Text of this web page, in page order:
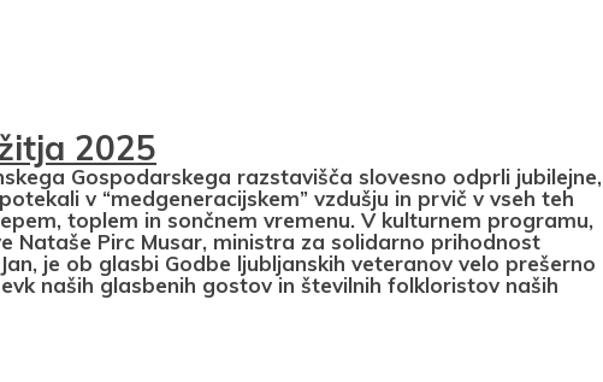
2025
Gospodarskega razstavišča slovesno odprli jubilejne,
v “medgeneracijskem” vzdušju in prvič v vseh teh
toplem in sončnem vremenu. V kulturnem programu,
Nataše Pirc Musar, ministra za solidarno prihodnost
je ob glasbi Godbe ljubljanskih veteranov velo prešerno
naših glasbenih gostov in številnih folkloristov naših